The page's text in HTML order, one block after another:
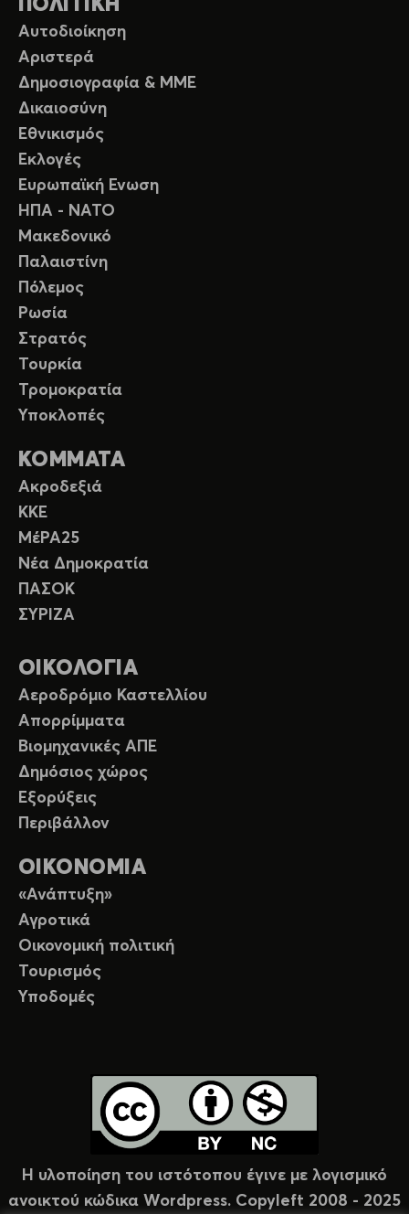
ΠΟΛΙΤΙΚΗ
Αυτοδιοίκηση
Αριστερά
Δημοσιογραφία & ΜΜΕ
Δικαιοσύνη
Εθνικισμός
Εκλογές
Ευρωπαϊκή Ενωση
ΗΠΑ - ΝΑΤΟ
Μακεδονικό
Παλαιστίνη
Πόλεμος
Ρωσία
Στρατός
Τουρκία
Τρομοκρατία
Υποκλοπές
ΚΟΜΜΑΤΑ
Ακροδεξιά
ΚΚΕ
ΜέΡΑ25
Νέα Δημοκρατία
ΠΑΣΟΚ
ΣΥΡΙΖΑ
ΟΙΚΟΛΟΓΙΑ
Αεροδρόμιο Καστελλίου
Απορρίμματα
Βιομηχανικές ΑΠΕ
Δημόσιος χώρος
Εξορύξεις
Περιβάλλον
ΟΙΚΟΝΟΜΙΑ
«Ανάπτυξη»
Αγροτικά
Οικονομική πολιτική
Τουρισμός
Υποδομές
Η υλοποίηση του ιστότοπου έγινε με λογισμικό
ανοικτού κώδικα Wordpress. Copyleft 2008 - 2025